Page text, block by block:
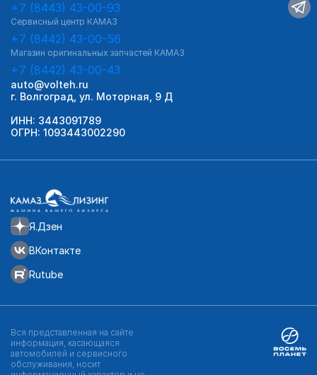
Я.Дзен
ВКонтакте
Rutube
+7 (8443) 43-00-93
Сервисный центр КАМАЗ
+7 (8442) 43-00-56
Магазин оригинальных запчастей КАМАЗ
+7 (8442) 43-00-43
auto@volteh.ru
г. Волгоград, ул. Моторная, 9 Д
ИНН: 3443091789
ОГРН: 1093443002290
Вся представленная на сайте
информация, касающаяся
автомобилей и сервисного
обслуживания, носит